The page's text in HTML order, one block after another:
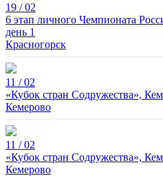
19 / 02
6 этап личного Чемпионата
день 1
Красногорск
11 / 02
«Кубок стран Содружества»,
Кемерово
11 / 02
«Кубок стран Содружества»,
Кемерово